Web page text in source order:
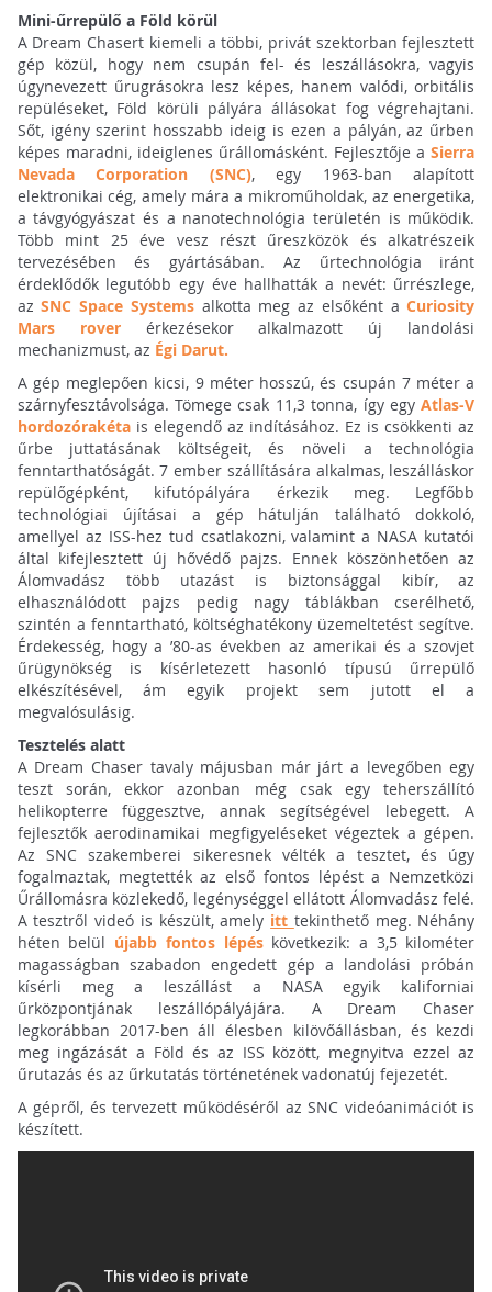
Mini-űrrepülő a Föld körül
A Dream Chasert kiemeli a többi, privát szektorban fejlesztett
gép közül, hogy nem csupán fel- és leszállásokra, vagyis
úgynevezett űrugrásokra lesz képes, hanem valódi, orbitális
repüléseket, Föld körüli pályára állásokat fog végrehajtani.
Sőt, igény szerint hosszabb ideig is ezen a pályán, az űrben
képes maradni, ideiglenes űrállomásként. Fejlesztője aSierra
Nevada Corporation (SNC), egy 1963-ban alapított
elektronikai cég, amely mára a mikroműholdak, az energetika,
a távgyógyászat és a nanotechnológia területén is működik.
Több mint 25 éve vesz részt űreszközök és alkatrészeik
tervezésében és gyártásában. Az űrtechnológia iránt
érdeklődők legutóbb egy éve hallhatták a nevét: űrrészlege,
azSNC Space Systemsalkotta meg az elsőként aCuriosity
Mars roverérkezésekor alkalmazott új landolási
mechanizmust, az Égi Darut.
A gép meglepően kicsi, 9 méter hosszú, és csupán 7 méter a
szárnyfesztávolsága. Tömege csak 11,3 tonna, így egyAtlas-V
hordozórakétais elegendő az indításához. Ez is csökkenti az
űrbe juttatásának költségeit, és növeli a technológia
fenntarthatóságát. 7 ember szállítására alkalmas, leszálláskor
repülőgépként, kifutópályára érkezik meg. Legfőbb
technológiai újításai a gép hátulján található dokkoló,
amellyel az ISS-hez tud csatlakozni, valamint a NASA kutatói
által kifejlesztett új hővédő pajzs. Ennek köszönhetően az
Álomvadász több utazást is biztonsággal kibír, az
elhasználódott pajzs pedig nagy táblákban cserélhető,
szintén a fenntartható, költséghatékony üzemeltetést segítve.
Érdekesség, hogy a ’80-as években az amerikai és a szovjet
űrügynökség is kísérletezett hasonló típusú űrrepülő
elkészítésével, ám egyik projekt sem jutott el a
megvalósulásig.
Tesztelés alatt
A Dream Chaser tavaly májusban már járt a levegőben egy
teszt során, ekkor azonban még csak egy teherszállító
helikopterre függesztve, annak segítségével lebegett. A
fejlesztők aerodinamikai megfigyeléseket végeztek a gépen.
Az SNC szakemberei sikeresnek vélték a tesztet, és úgy
fogalmaztak, megtették az első fontos lépést a Nemzetközi
Űrállomásra közlekedő, legénységgel ellátott Álomvadász felé.
A tesztről videó is készült, amely itt tekinthető meg. Néhány
héten belül újabb fontos lépéskövetkezik: a 3,5 kilométer
magasságban szabadon engedett gép a landolási próbán
kísérli meg a leszállást a NASA egyik kaliforniai
űrközpontjának leszállópályájára. A Dream Chaser
legkorábban 2017-ben áll élesben kilövőállásban, és kezdi
meg ingázását a Föld és az ISS között, megnyitva ezzel az
űrutazás és az űrkutatás történetének vadonatúj fejezetét.
A gépről, és tervezett működéséről az SNC videóanimációt is
készített.